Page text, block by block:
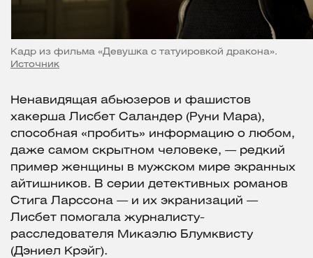
Кадр из фильма «Девушка с татуировкой дракона».
Источник
Ненавидящая абьюзеров и фашистов
хакерша Лисбет Саландер (Руни Мара),
способная «пробить» информацию о любом,
даже самом скрытном человеке, — редкий
пример женщины в мужском мире экранных
айтишников. В серии детективных романов
Стига Ларссона — и их экранизаций —
Лисбет помогала журналисту-
расследователя Микаэлю Блумквисту
(Дэниел Крэйг).